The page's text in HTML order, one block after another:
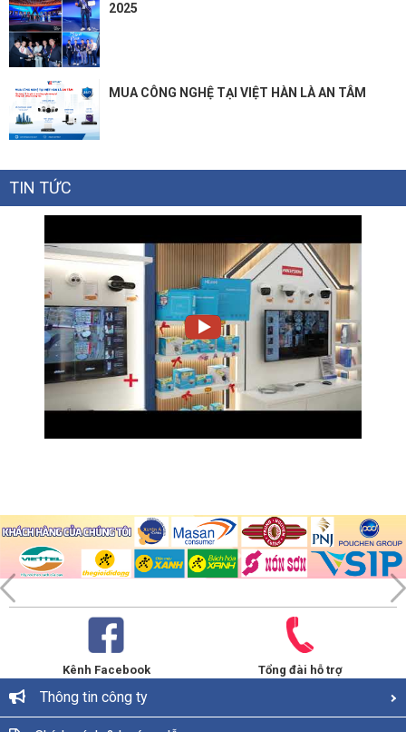
2025
MUA CÔNG NGHỆ TẠI VIỆT HÀN LÀ AN TÂM
TIN TỨC
Kênh Facebook Tổng đài hỗ trợ
Thông tin công ty